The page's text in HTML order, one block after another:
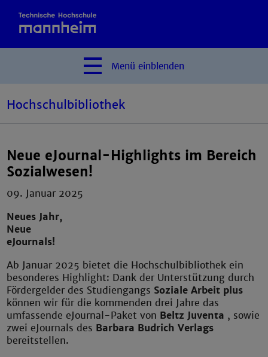
Menü einblenden
Hochschulbibliothek
Neue eJournal-Highlights im Bereich
Sozialwesen!
09. Januar 2025
Neues Jahr,
Neue
eJournals!
Ab Januar 2025 bietet die Hochschulbibliothek ein
besonderes Highlight: Dank der Unterstützung durch
Fördergelder des Studiengangs Soziale Arbeit plus
können wir für die kommenden drei Jahre das
umfassende eJournal-Paket von Beltz Juventa , sowie
zwei eJournals des Barbara Budrich Verlags
bereitstellen.